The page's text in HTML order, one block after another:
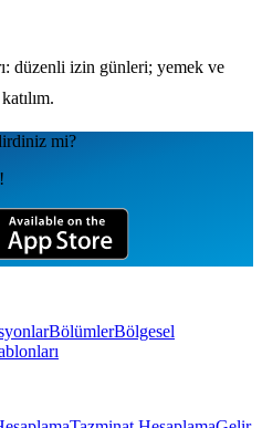
düzenli izin günleri; yemek ve
mi?
BölümlerBölgesel